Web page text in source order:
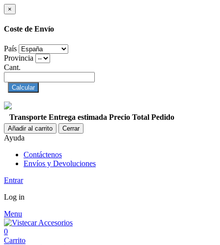
×
Coste de Envío
País
Provincia
Cant.
Calcular
Transporte Entrega estimada Precio Total Pedido
Añadir al carrito Cerrar
Ayuda
Contáctenos
Envíos y Devoluciones
Entrar
Log in
Menu
0
Carrito